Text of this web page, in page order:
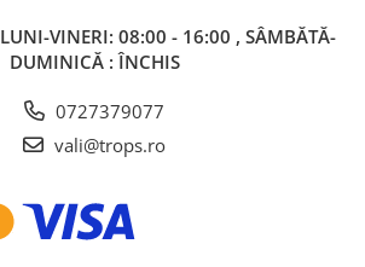
LUNI-VINERI: 08:00 - 16:00 , SÂMBĂTĂ-
DUMINICĂ : ÎNCHIS
0727379077
vali@trops.ro